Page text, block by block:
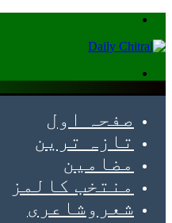
صفحہ اول
تازہ ترین
مضامین
منتخب کالمز
شعروشاعری